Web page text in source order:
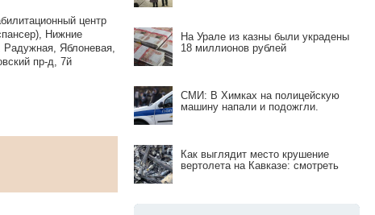
центр
Нижние
Радужная, Яблоневая,
пр-д, 7й
На Урале из казны были украдены
18 миллионов рублей
СМИ: В Химках на полицейскую
машину напали и подожгли.
Как выглядит место крушение
вертолета на Кавказе: смотреть